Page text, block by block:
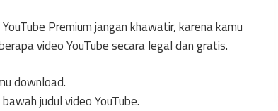
Premium jangan khawatir, karena kamu
video YouTube secara legal dan gratis.
download.
judul video YouTube.